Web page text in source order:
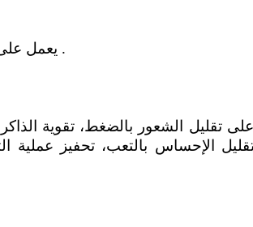
يعمل على نمو ا?نسجة وضبط وظائف الغدة الكظرية وصحة اللثة، وأيضاً التمثيل الغذائى .
الإحساس بالتعب، تحفيز عملية